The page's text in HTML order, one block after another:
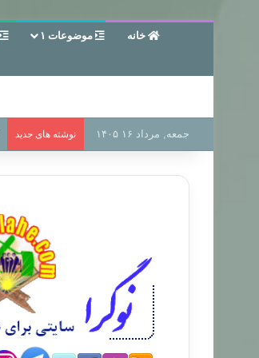
خانه موضوعات ۱
جمعه, مرداد ۱۶ ۱۴۰۵ نوشته های جدید